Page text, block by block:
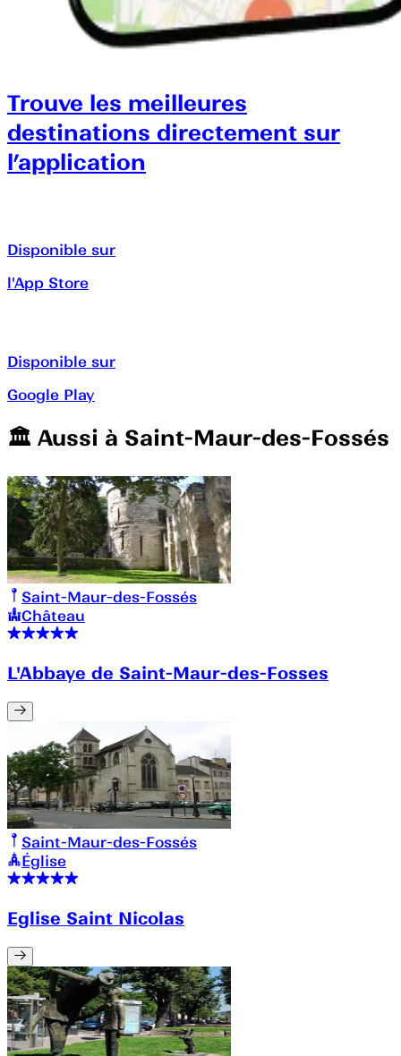
Trouve les meilleures
destinations directement sur
l’application
Disponible sur
l'App Store
Disponible sur
Google Play
🏛️️ Aussi à Saint-Maur-des-Fossés
Saint-Maur-des-Fossés
Château
L'Abbaye de Saint-Maur-des-Fosses
Saint-Maur-des-Fossés
Église
Eglise Saint Nicolas